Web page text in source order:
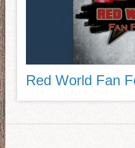
Red World Fan